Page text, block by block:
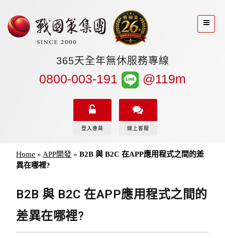
365天全年無休服務專線
0800-003-191 @119m
登入會員 線上客服
Home »APP開發 »B2B 與 B2C 在APP應用程式之間的差
異在哪裡?
B2B 與 B2C 在APP應用程式之間的
差異在哪裡?